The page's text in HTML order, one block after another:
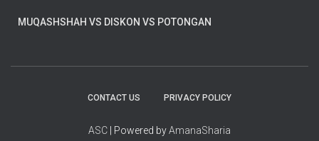
MUQASHSHAH VS DISKON VS POTONGAN
CONTACT US PRIVACY POLICY
ASC | Powered byAmanaSharia